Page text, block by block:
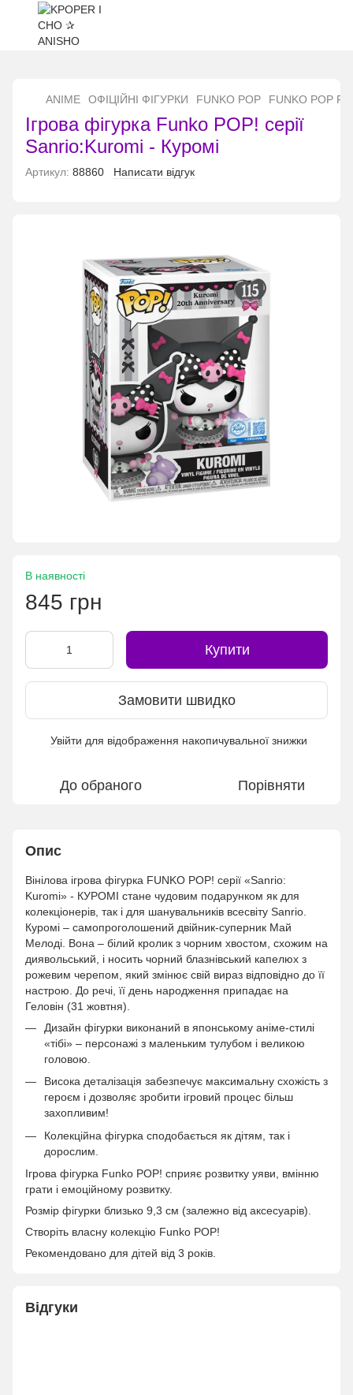
ANIME ОФІЦІЙНІ ФІГУРКИ FUNKO POP FUNKO POP
Ігрова фігурка Funko POP! серії
Sanrio:Kuromi - Куромі
Артикул: 88860 Написати відгук
В наявності
845 грн
Купити
Замовити швидко
Увійти для відображення накопичувальної знижки
До обраного Порівняти
Опис
Вінілова ігрова фігурка FUNKO POP! серії «Sanrio:
Kuromi» - КУРОМІ стане чудовим подарунком як для
колекціонерів, так і для шанувальників всесвіту Sanrio.
Куромі – самопроголошений двійник-суперник Май
Мелоді. Вона – білий кролик з чорним хвостом, схожим на
диявольський, і носить чорний блазнівський капелюх з
рожевим черепом, який змінює свій вираз відповідно до її
настрою. До речі, її день народження припадає на
Геловін (31 жовтня).
Дизайн фігурки виконаний в японському аніме-стилі
«тібі» – персонажі з маленьким тулубом і великою
головою.
Висока деталізація забезпечує максимальну схожість з
героєм і дозволяє зробити ігровий процес більш
захопливим!
Колекційна фігурка сподобається як дітям, так і
дорослим.
Ігрова фігурка Funko POP! сприяє розвитку уяви, вмінню
грати і емоційному розвитку.
Розмір фігурки близько 9,3 см (залежно від аксесуарів).
Створіть власну колекцію Funko POP!
Рекомендовано для дітей від 3 років.
Відгуки